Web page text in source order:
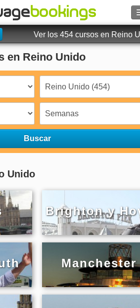
BuscarVer los 454 cursos en Reino
en Reino Unido
Buscar
Unido
Brighton y
Manchester